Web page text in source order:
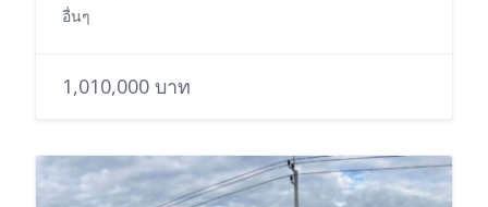
อื่นๆ
1,010,000 บาท